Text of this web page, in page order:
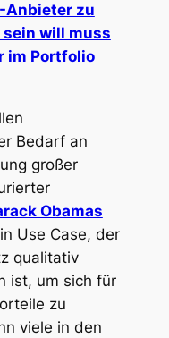
Anbieter zu
will muss
im Portfolio
Bedarf an
großer
Obamas
Use Case, der
qualitativ
ist, um sich für
zu
viele in den